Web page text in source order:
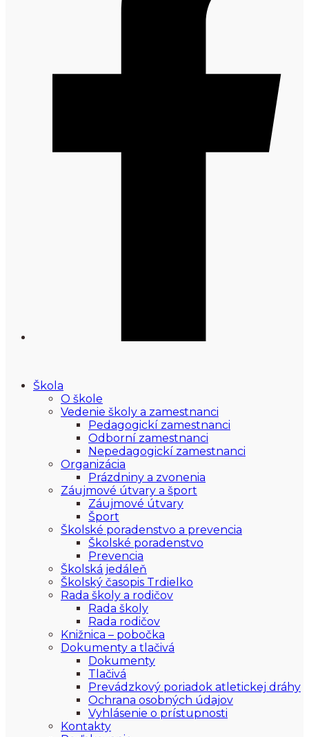
Škola
O škole
Vedenie školy a zamestnanci
Pedagogickí zamestnanci
Odborní zamestnanci
Nepedagogickí zamestnanci
Organizácia
Prázdniny a zvonenia
Záujmové útvary a šport
Záujmové útvary
Šport
Školské poradenstvo a prevencia
Školské poradenstvo
Prevencia
Školská jedáleň
Školský časopis Trdielko
Rada školy a rodičov
Rada školy
Rada rodičov
Knižnica – pobočka
Dokumenty a tlačivá
Dokumenty
Tlačivá
Prevádzkový poriadok atletickej dráhy
Ochrana osobných údajov
Vyhlásenie o prístupnosti
Kontakty